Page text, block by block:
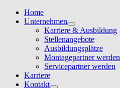
Home
Unternehmen
Karriere & Ausbildung
Stellenangebote
Ausbildungsplätze
Montagepartner werden
Servicepartner werden
Karriere
Kontakt